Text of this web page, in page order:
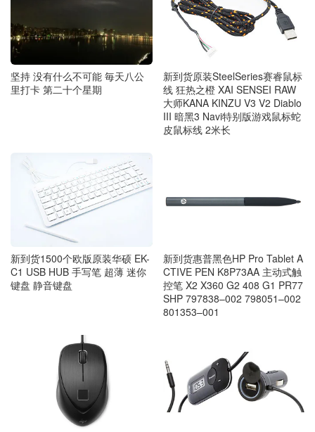
坚持 没有什么不可能 毎天八公
里打卡 第二十个星期
新到货原装SteelSeries赛睿鼠标
线 狂热之橙 XAI SENSEI RAW
大师KANA KINZU V3 V2 Diablo
III 暗黑3 Navi特别版游戏鼠标蛇
皮鼠标线 2米长
新到货1500个欧版原装华硕 EK-
C1 USB HUB 手写笔 超薄 迷你
键盘 静音键盘
新到货惠普黑色HP Pro Tablet A
CTIVE PEN K8P73AA 主动式触
控笔 X2 X360 G2 408 G1 PR77
SHP 797838–002 798051–002
801353–001